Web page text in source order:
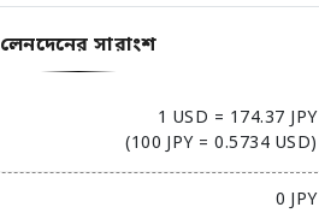
লেনদেনের সারাংশ
1 USD = 174.37 JPY
(100 JPY = 0.5734 USD)
0 JPY